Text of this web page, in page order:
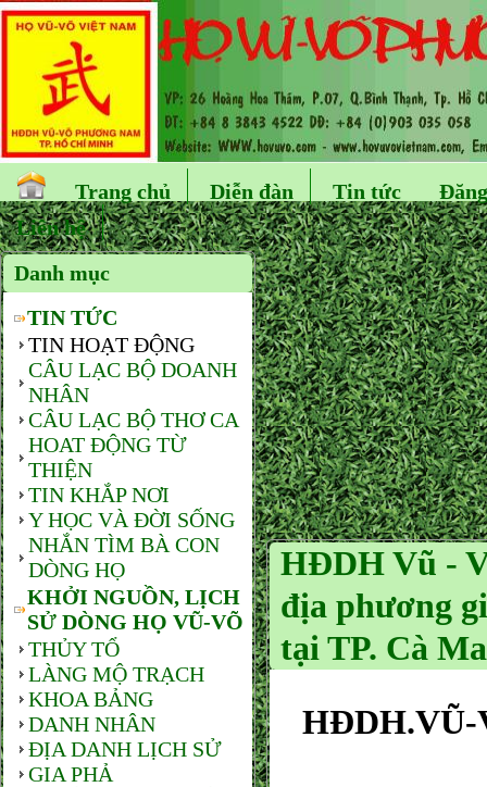
Trang chủ Diễn đàn Tin tức
Liên hệ
Danh mục
TIN TỨC
TIN HOẠT ĐỘNG
CÂU LẠC BỘ DOANH
NHÂN
CÂU LẠC BỘ THƠ CA
HOAT ĐỘNG TỪ
THIỆN
TIN KHẮP NƠI
Y HỌC VÀ ĐỜI SỐNG
NHẮN TÌM BÀ CON
DÒNG HỌ
KHỞI NGUỒN, LỊCH
SỬ DÒNG HỌ VŨ-VÕ
THỦY TỔ
LÀNG MỘ TRẠCH
KHOA BẢNG
DANH NHÂN
ĐỊA DANH LỊCH SỬ
GIA PHẢ
HĐDH Vũ -
địa phương
tại TP. Cà
HĐDH.VŨ-